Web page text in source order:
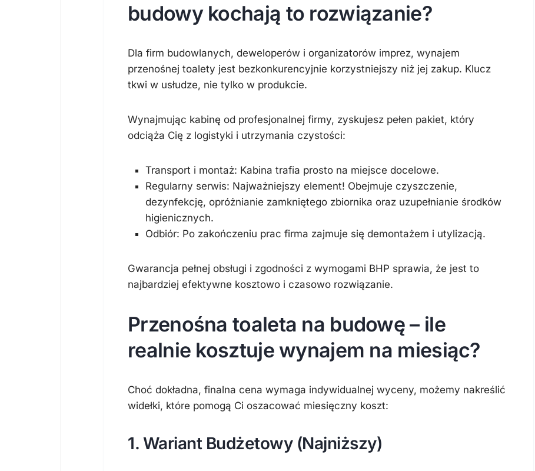
budowy kochają to rozwiązanie?
Dla firm budowlanych, deweloperów i organizatorów imprez, wynajem
przenośnej toalety jest bezkonkurencyjnie korzystniejszy niż jej zakup. Klucz
tkwi w usłudze, nie tylko w produkcie.
Wynajmując kabinę od profesjonalnej firmy, zyskujesz pełen pakiet, który
odciąża Cię z logistyki i utrzymania czystości:
Transport i montaż: Kabina trafia prosto na miejsce docelowe.
Regularny serwis: Najważniejszy element! Obejmuje czyszczenie,
dezynfekcję, opróżnianie zamkniętego zbiornika oraz uzupełnianie środków
higienicznych.
Odbiór: Po zakończeniu prac firma zajmuje się demontażem i utylizacją.
Gwarancja pełnej obsługi i zgodności z wymogami BHP sprawia, że jest to
najbardziej efektywne kosztowo i czasowo rozwiązanie.
Przenośna toaleta na budowę – ile
realnie kosztuje wynajem na miesiąc?
Choć dokładna, finalna cena wymaga indywidualnej wyceny, możemy nakreślić
widełki, które pomogą Ci oszacować miesięczny koszt:
1. Wariant Budżetowy (Najniższy)